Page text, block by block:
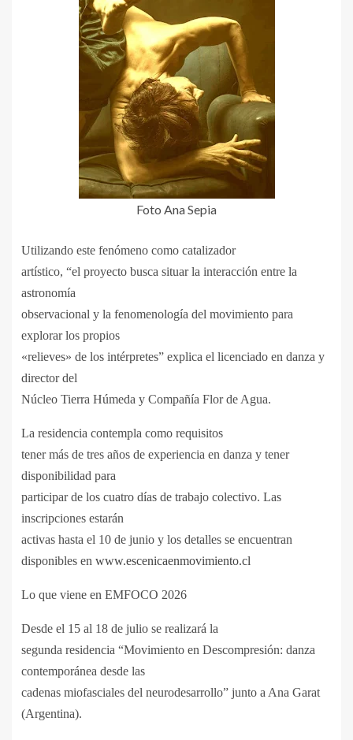
Foto Ana Sepia
Utilizando este fenómeno como catalizador
artístico, “el proyecto busca situar la interacción entre la
astronomía
observacional y la fenomenología del movimiento para
explorar los propios
«relieves» de los intérpretes” explica el licenciado en danza y
director del
Núcleo Tierra Húmeda y Compañía Flor de Agua.
La residencia contempla como requisitos
tener más de tres años de experiencia en danza y tener
disponibilidad para
participar de los cuatro días de trabajo colectivo. Las
inscripciones estarán
activas hasta el 10 de junio y los detalles se encuentran
disponibles en www.escenicaenmovimiento.cl
Lo que viene en EMFOCO 2026
Desde el 15 al 18 de julio se realizará la
segunda residencia “Movimiento en Descompresión: danza
contemporánea desde las
cadenas miofasciales del neurodesarrollo” junto a Ana Garat
(Argentina).